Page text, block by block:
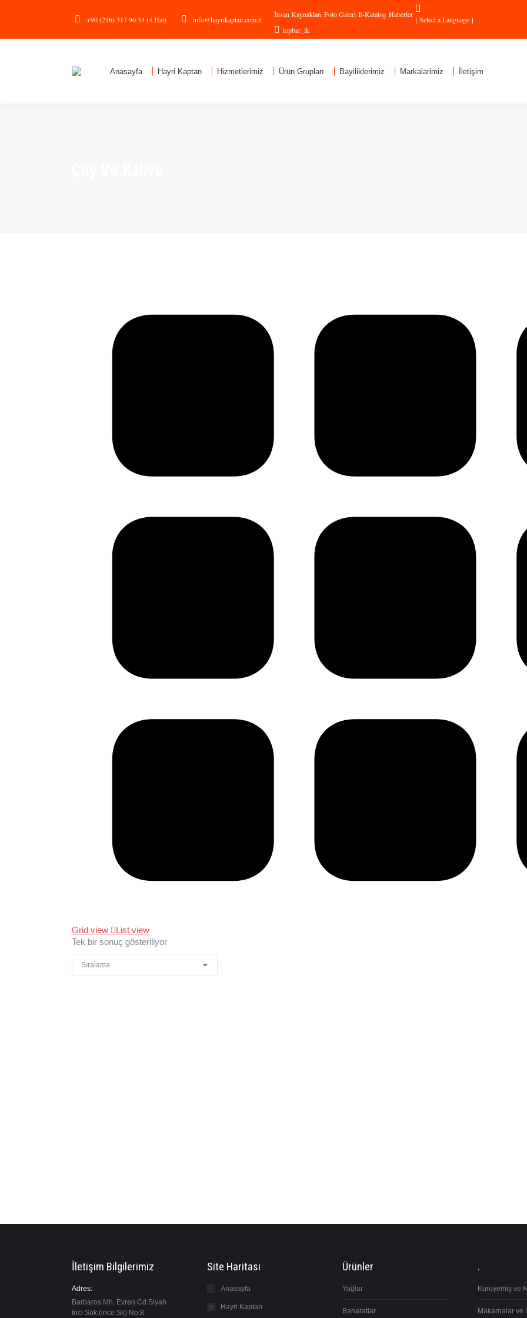
+90 (216) 317 90 53 (4 Hat) info@hayrikaptan.com.tr
İnsan Kaynakları Foto Galeri E-Katalog Haberler
[ Select a Language ]
topbar_ik
Anasayfa Hayri Kaptan Hizmetlerimiz Ürün Grupları Bayiliklerimiz Markalarimiz İletişim
Grid view
List view
Tek bir sonuç gösteriliyor
İletişim Bilgilerimiz
Adres:
Barbaros Mh. Evren Cd.Siyah
Inci Sok.(ince Sk) No:8
Site Haritası
Anasayfa
Hayri Kaptan
Ürünler
Yağlar
Baharatlar
.
Kuruyemiş ve
Makarnalar ve